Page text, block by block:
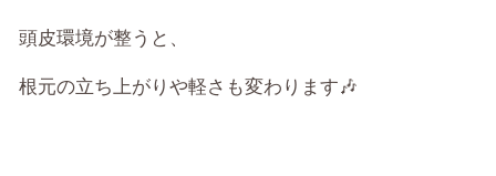
頭皮環境が整うと、
根元の立ち上がりや軽さも変わります🎶